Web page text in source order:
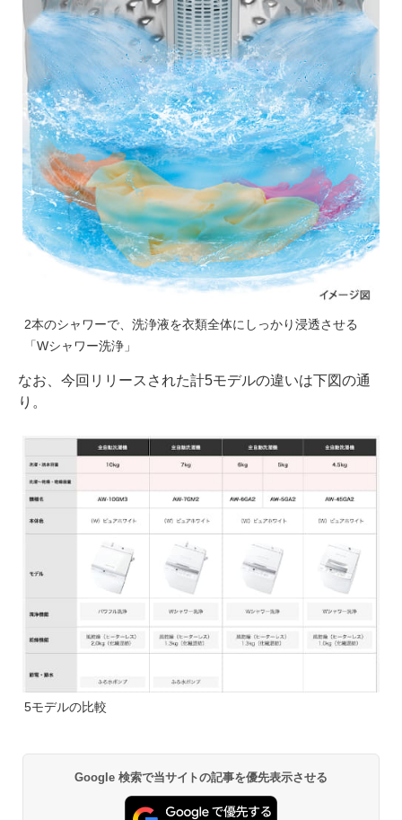
2本のシャワーで、洗浄液を衣類全体にしっかり浸透させる
「Wシャワー洗浄」
なお、今回リリースされた計5モデルの違いは下図の通
り。
5モデルの比較
Google 検索で当サイトの記事を優先表示させる